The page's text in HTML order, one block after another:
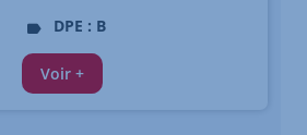
DPE : B
Voir +